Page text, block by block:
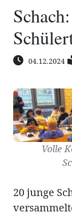
Stellen
Mitteilungen
Baustellen
04.12.2024
Volle
20 junge